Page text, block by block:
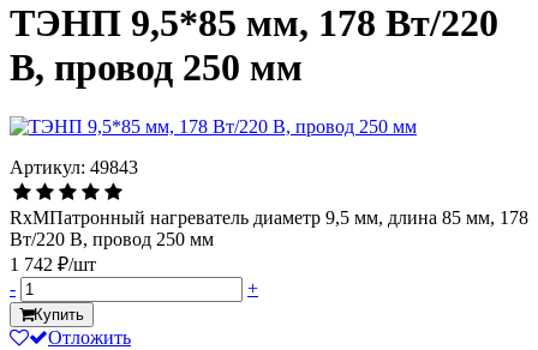
ТЭНП 9,5*85 мм, 178 Вт/220
В, провод 250 мм
Артикул: 49843
RxMПатронный нагреватель диаметр 9,5 мм, длина 85 мм, 178
Вт/220 В, провод 250 мм
1 742 ₽/шт
-
+
Купить
Отложить